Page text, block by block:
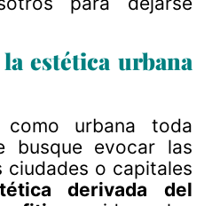
estética urbana
como urbana toda
busque evocar las
ciudades o capitales
derivada del